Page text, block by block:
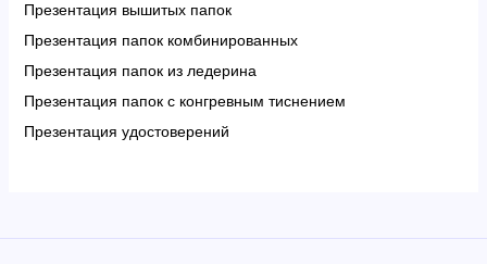
Презентация вышитых папок
Презентация папок комбинированных
Презентация папок из ледерина
Презентация папок с конгревным тиснением
Презентация удостоверений